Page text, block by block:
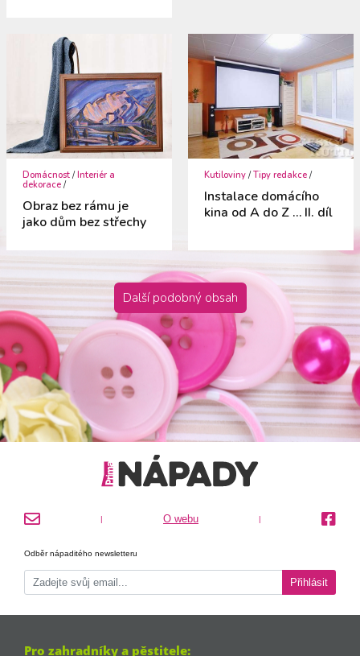
Domácnost /Interiér a
dekorace /
Obraz bez rámu je
jako dům bez střechy
Kutiloviny /Tipy redakce /
Instalace domácího
kina od A do Z … II. díl
Další podobný obsah
| O webu |
Odběr nápaditého newsletteru
Přihlásit
Pro zahradníky a pěstitele: